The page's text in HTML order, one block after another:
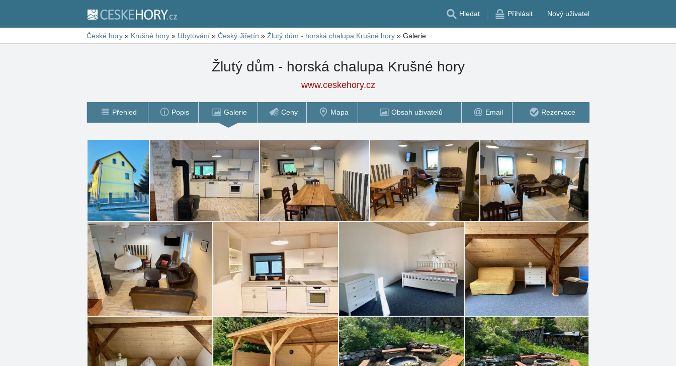
Hledat Přihlásit Nový uživatel
České hory » Krušné hory » Ubytování » Český Jiřetín » Žlutý dům - horská chalupa Krušné hory » Galerie
Žlutý dům - horská chalupa Krušné hory
www.ceskehory.cz
Přehled Popis Galerie Ceny Mapa Obsah uživatelů Email Rezervace